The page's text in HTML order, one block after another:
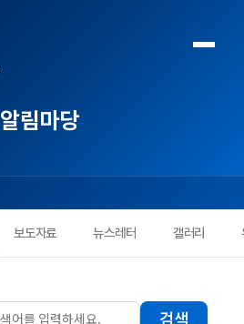
알림마당
보도자료 뉴스레터 갤러리
검색